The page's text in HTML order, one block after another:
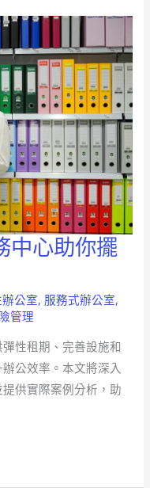
中心助你擺
公室, 服務式辦公室,
管理
性租期、完善設施和
公效率。本文將深入
供實際案例分析，助